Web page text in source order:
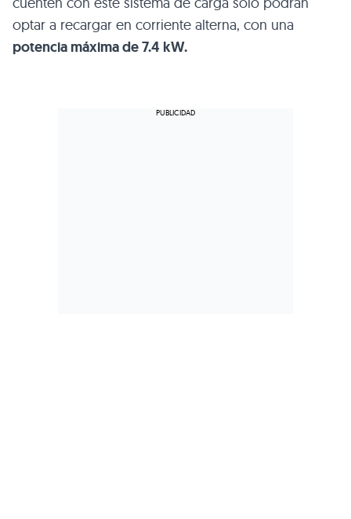
optar a recargar en corriente alterna, con una
potencia máxima de 7.4 kW.